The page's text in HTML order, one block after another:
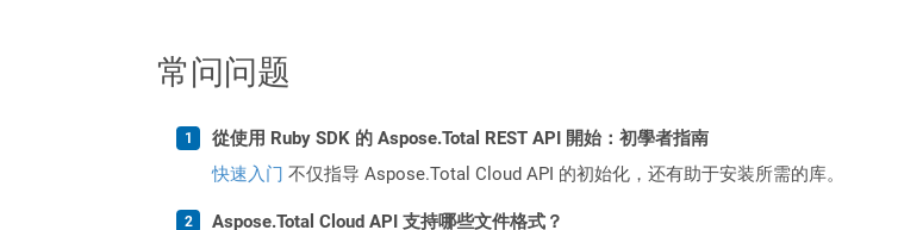
常问问题
從使用 Ruby SDK 的 Aspose.Total REST API 開始：初學者指南
快速入门 不仅指导 Aspose.Total Cloud API 的初始化，还有助于安装所需的库。
Aspose.Total Cloud API 支持哪些文件格式？